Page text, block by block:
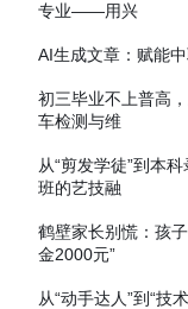
专业——用兴
AI生成文章：赋能
初三毕业不上普高
车检测与维
从“剪发学徒”到本
班的艺技融
鹤壁家长别慌：孩
金2000元”
从“动手达人”到“技